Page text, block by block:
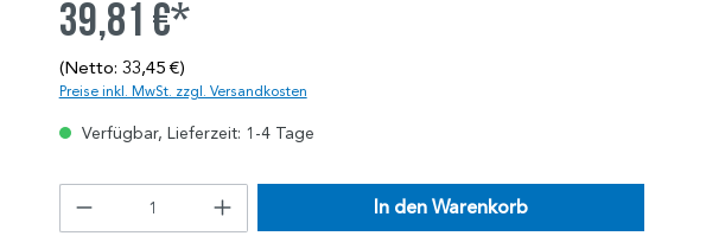
39,81 €*
(Netto: 33,45 €)
Preise inkl. MwSt. zzgl. Versandkosten
Verfügbar, Lieferzeit: 1-4 Tage
In den Warenkorb